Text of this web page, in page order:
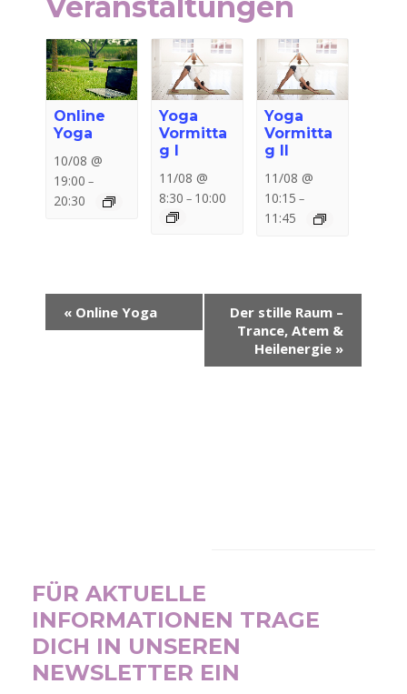
Online
Yoga
10/08 @
19:00 –
20:30
Yoga
Vormitta
g I
11/08 @
8:30 – 10:00
Yoga
Vormitta
g II
11/08 @
10:15 –
11:45
Veranstaltung-
Navigation
« Online Yoga
Der stille Raum –
Trance, Atem &
Heilenergie »
FÜR AKTUELLE
INFORMATIONEN TRAGE
DICH IN UNSEREN
NEWSLETTER EIN